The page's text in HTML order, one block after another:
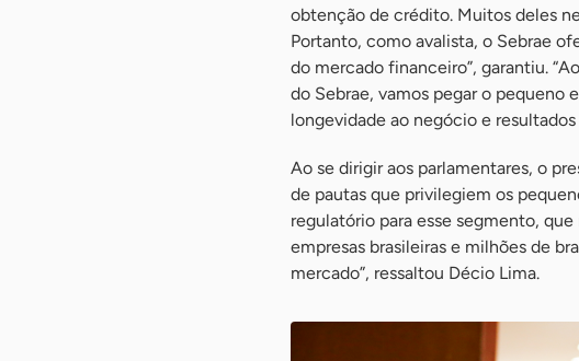
obtenção de crédito. Muitos deles
Portanto, como avalista, o Sebrae
do mercado financeiro”, garantiu.
do Sebrae, vamos pegar o pequeno
longevidade ao negócio e resultados
Ao se dirigir aos parlamentares, o
de pautas que privilegiem os
regulatório para esse segmento,
empresas brasileiras e milhões de
mercado”, ressaltou Décio Lima.